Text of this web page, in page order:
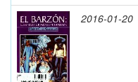
2016-01-20